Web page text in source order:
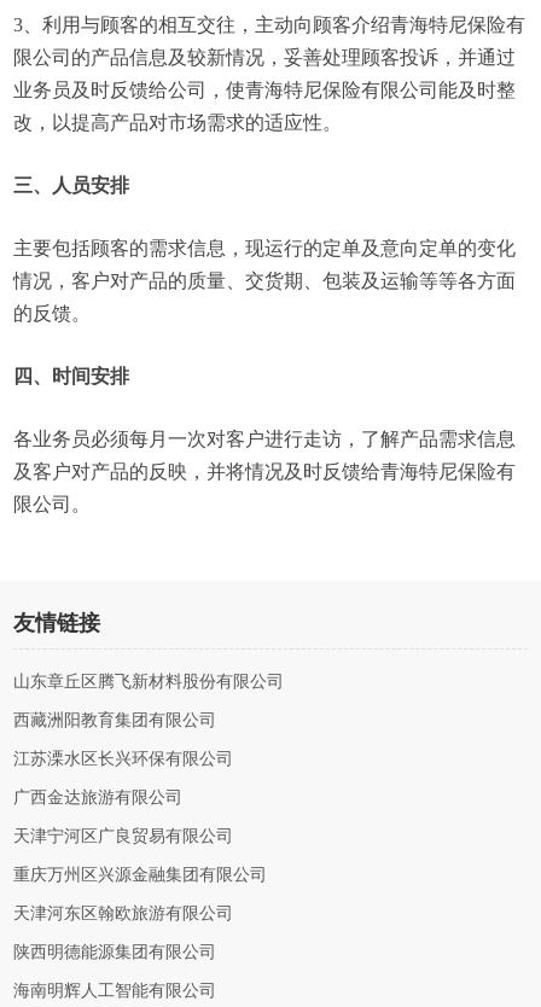
3、利用与顾客的相互交往，主动向顾客介绍青海特尼保险有
限公司的产品信息及较新情况，妥善处理顾客投诉，并通过
业务员及时反馈给公司，使青海特尼保险有限公司能及时整
改，以提高产品对市场需求的适应性。
三、人员安排
主要包括顾客的需求信息，现运行的定单及意向定单的变化
情况，客户对产品的质量、交货期、包装及运输等等各方面
的反馈。
四、时间安排
各业务员必须每月一次对客户进行走访，了解产品需求信息
及客户对产品的反映，并将情况及时反馈给青海特尼保险有
限公司。
友情链接
山东章丘区腾飞新材料股份有限公司
西藏洲阳教育集团有限公司
江苏溧水区长兴环保有限公司
广西金达旅游有限公司
天津宁河区广良贸易有限公司
重庆万州区兴源金融集团有限公司
天津河东区翰欧旅游有限公司
陕西明德能源集团有限公司
海南明辉人工智能有限公司